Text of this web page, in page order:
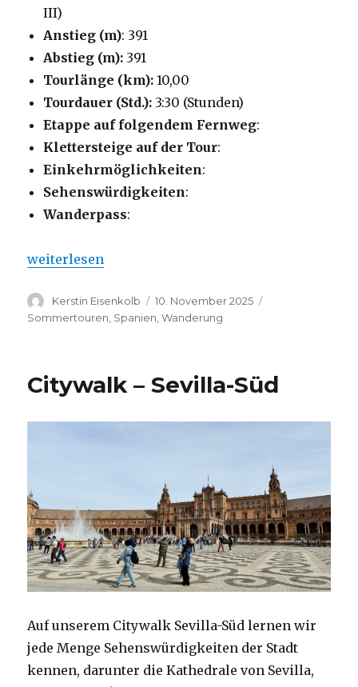
III)
Anstieg (m): 391
Abstieg (m): 391
Tourlänge (km):10,00
Tourdauer (Std.): 3:30 (Stunden)
Etappe auf folgendem Fernweg:
Klettersteige auf der Tour:
Einkehrmöglichkeiten:
Sehenswürdigkeiten:
Wanderpass:
„Citywalk – Sevilla Nord“
weiterlesen
Autor
Kerstin Eisenkolb
Veröffentlicht
am
10. November 2025
Sommertouren, Spanien,Wanderung
Citywalk – Sevilla-Süd
Auf unserem Citywalk Sevilla-Süd lernen wir
jede Menge Sehenswürdigkeiten der Stadt
kennen, darunter die Kathedrale von Sevilla,